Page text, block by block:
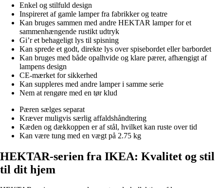
Enkel og stilfuld design
Inspireret af gamle lamper fra fabrikker og teatre
Kan bruges sammen med andre HEKTAR lamper for et
sammenhængende rustikt udtryk
Gi’r et behageligt lys til spisning
Kan sprede et godt, direkte lys over spisebordet eller barbordet
Kan bruges med både opalhvide og klare pærer, afhængigt af
lampens design
CE-mærket for sikkerhed
Kan suppleres med andre lamper i samme serie
Nem at rengøre med en tør klud
Pæren sælges separat
Kræver muligvis særlig affaldshåndtering
Kæden og dækkoppen er af stål, hvilket kan ruste over tid
Kan være tung med en vægt på 2.75 kg
HEKTAR-serien fra IKEA: Kvalitet og stil
til dit hjem